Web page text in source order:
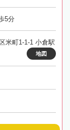
5分
米町1-1-1 小倉駅
地図